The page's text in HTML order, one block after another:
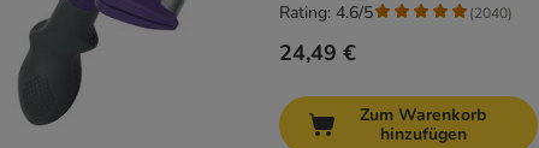
24,49 €
Rating: 4.6/5 (2040)
Zum Warenkorb
hinzufügen